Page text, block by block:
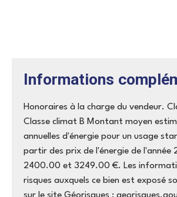
Informations
Honoraires à la charge du vendeur.
Classe climat B Montant moyen
annuelles d'énergie pour un usage
partir des prix de l'énergie de l'année
2400.00 et 3249.00 €. Les
risques auxquels ce bien est exposé
sur le site Géorisques :